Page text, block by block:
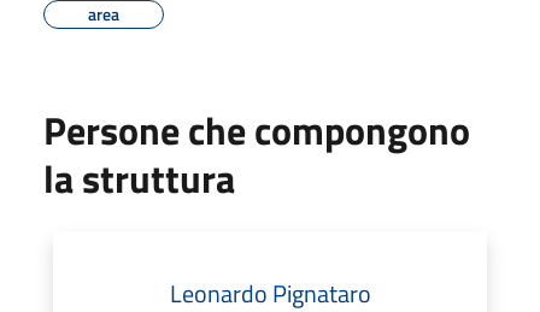
area
Persone che compongono
la struttura
Leonardo Pignataro